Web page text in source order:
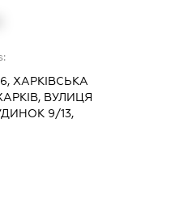
ХАРКІВСЬКА
ВУЛИЦЯ
9/13,